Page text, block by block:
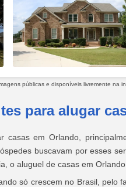
públicas e disponíveis livremente na
para alugar
casas em Orlando,
buscavam por esses
o aluguel de casas em
só crescem no Brasil, pelo